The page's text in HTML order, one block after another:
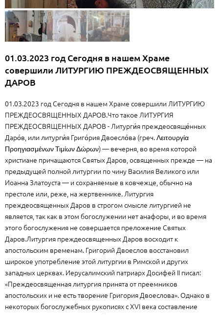
01.03.2023 год Сегодня в нашем Храме
совершили ЛИТУРГИЮ ПРЕЖДЕОСВЯЩЕННЫХ
ДАРОВ
01.03.2023 год Сегодня в нашем Храме совершили ЛИТУРГИЮ
ПРЕЖДЕОСВЯЩЕННЫХ ДАРОВ.Что такое ЛИТУРГИЯ
ПРЕЖДЕОСВЯЩЕННЫХ ДАРОВ - Литурги́я преждеосвяще́нных
Даро́в, или литурги́я Григо́рия Двоесло́ва (греч. Λειτουργία
Προηγιασμένων Τιμίων Δώρων) — вечерня, во время которой
христиане причащаются Святых Даров, освященных прежде — на
предыдущей полной литургии по чину Василия Великого или
Иоанна Златоуста — и сохраняемые в ковчежце, обычно на
престоле или, реже, на жертвеннике. Литургия
преждеосвященных Даров в строгом смысле литургией не
является, так как в этом богослужении нет анафоры, и во время
этого богослужения не совершается преложение Святых
Даров.Литургия преждеосвященных Даров восходит к
апостольским временам. Григорий Двоеслов восстановил
широкое употребление этой литургии в Римской и других
западных церквах. Иерусалимский патриарх Досифей II писал:
«Преждеосвященная литургия принята от преемников
апостольских и не есть творение Григория Двоеслова». Однако в
некоторых богослужебных рукописях с XVI века составление